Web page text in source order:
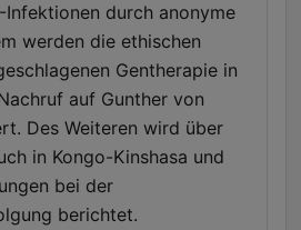
Infektionen durch anonyme
werden die ethischen
Gentherapie in
auf Gunther von
Des Weiteren wird über
in Kongo-Kinshasa und
bei der
berichtet.